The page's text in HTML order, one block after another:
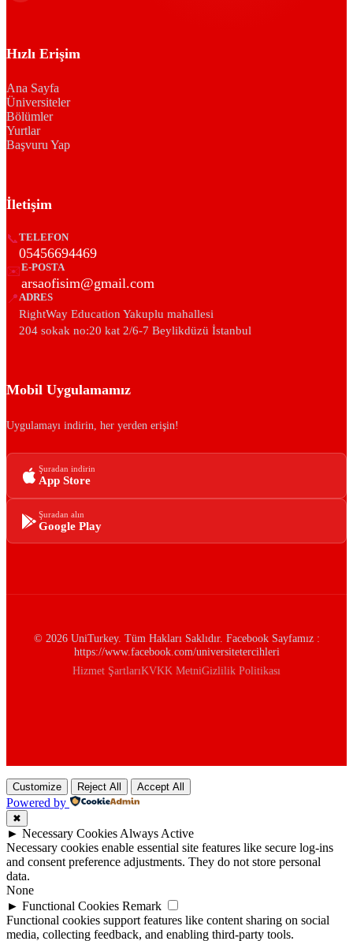
Hızlı Erişim
Ana Sayfa
Üniversiteler
Bölümler
Yurtlar
Başvuru Yap
İletişim
📞TELEFON
05456694469
✉️E-POSTA
arsaofisim@gmail.com
📍ADRES
RightWay Education Yakuplu mahallesi
204 sokak no:20 kat 2/6-7 Beylikdüzü İstanbul
Mobil Uygulamamız
Uygulamayı indirin, her yerden erişin!
Şuradan indirin
App Store
Şuradan alın
Google Play
© 2026 UniTurkey. Tüm Hakları Saklıdır. Facebook Sayfamız :
https://www.facebook.com/universitetercihleri
Hizmet ŞartlarıKVKK MetniGizlilik Politikası
Customize Reject All Accept All
Powered by
✖
► Necessary Cookies Always Active
Necessary cookies enable essential site features like secure log-ins
and consent preference adjustments. They do not store personal
data.
None
► Functional Cookies Remark
Functional cookies support features like content sharing on social
media, collecting feedback, and enabling third-party tools.